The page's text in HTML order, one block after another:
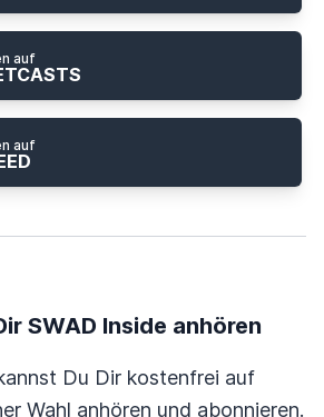
auf
auf
SWAD Inside anhören
Du Dir kostenfrei auf
Wahl anhören und abonnieren.